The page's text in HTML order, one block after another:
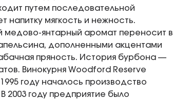
путем последовательной
напитку мягкость и нежность.
медово-янтарный аромат переносит в
дополненными акцентами
пряность. История бурбона —
Винокурня Woodford Reserve
году началось производство
2003 году предприятие было